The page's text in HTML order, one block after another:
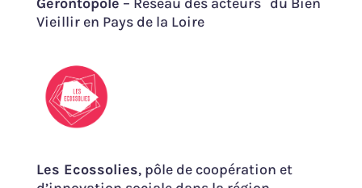
Vieillir en Pays de la Loire
Les Ecossolies, pôle de coopération et